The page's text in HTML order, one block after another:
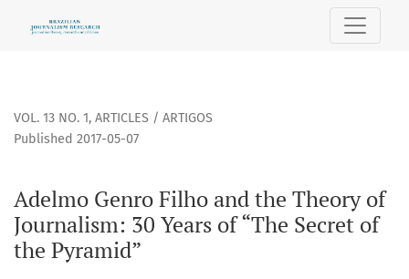
Adelmo Genro Filho and the Theory of Journalism: 30
VOL. 13 NO. 1, ARTICLES / ARTIGOS
Adelmo Genro Filho and the Theory of
Journalism: 30 Years of “The Secret of
the Pyramid”
Published 2017-05-07